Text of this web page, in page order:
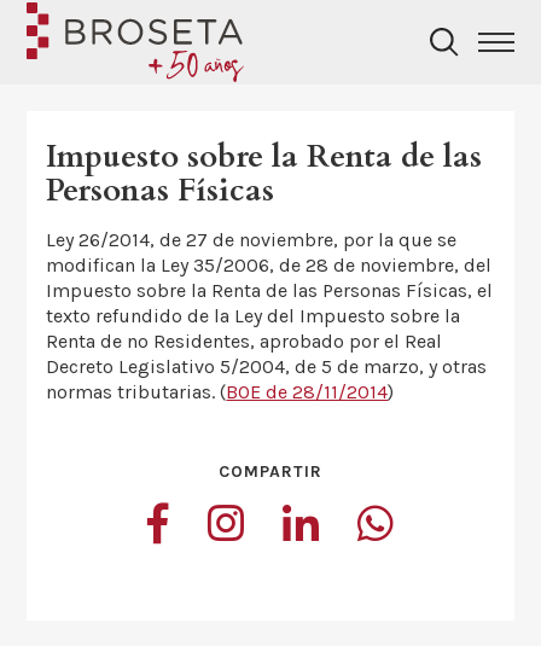
Impuesto sobre la Renta de las
Personas Físicas
Ley 26/2014, de 27 de noviembre, por la que se
modifican la Ley 35/2006, de 28 de noviembre, del
Impuesto sobre la Renta de las Personas Físicas, el
texto refundido de la Ley del Impuesto sobre la
Renta de no Residentes, aprobado por el Real
Decreto Legislativo 5/2004, de 5 de marzo, y otras
normas tributarias. (BOE de 28/11/2014)
COMPARTIR